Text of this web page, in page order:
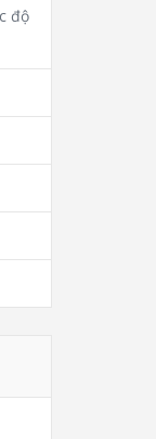
độ